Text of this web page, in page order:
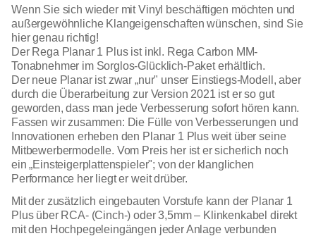
Wenn Sie sich wieder mit Vinyl beschäftigen möchten und
außergewöhnliche Klangeigenschaften wünschen, sind Sie
hier genau richtig!
Der Rega Planar 1 Plus ist inkl. Rega Carbon MM-
Tonabnehmer im Sorglos-Glücklich-Paket erhältlich.
Der neue Planar ist zwar „nur" unser Einstiegs-Modell, aber
durch die Überarbeitung zur Version 2021 ist er so gut
geworden, dass man jede Verbesserung sofort hören kann.
Fassen wir zusammen: Die Fülle von Verbesserungen und
Innovationen erheben den Planar 1 Plus weit über seine
Mitbewerbermodelle. Vom Preis her ist er sicherlich noch
ein „Einsteigerplattenspieler"; von der klanglichen
Performance her liegt er weit drüber.
Mit der zusätzlich eingebauten Vorstufe kann der Planar 1
Plus über RCA- (Cinch-) oder 3,5mm – Klinkenkabel direkt
mit den Hochpegeleingängen jeder Anlage verbunden